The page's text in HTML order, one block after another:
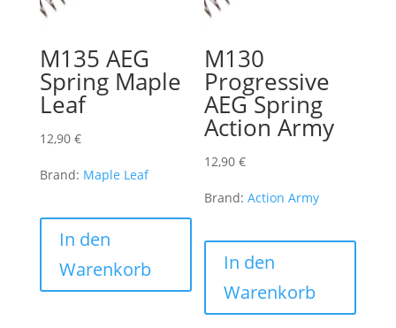
M135 AEG
Spring Maple
Leaf
12,90 €
Brand: Maple Leaf
In den
Warenkorb
M130
Progressive
AEG Spring
Action Army
12,90€
Brand:Action Army
In den
Warenkorb